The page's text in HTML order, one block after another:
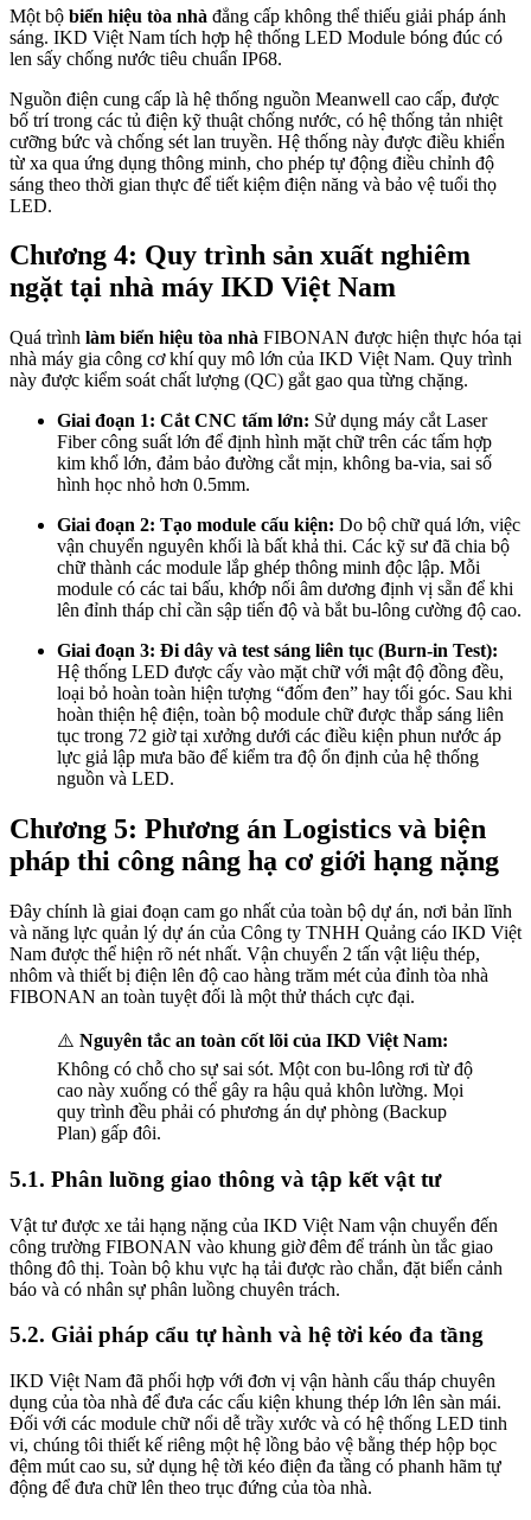
Một bộ biển hiệu tòa nhà đẳng cấp không thể thiếu giải pháp ánh
sáng. IKD Việt Nam tích hợp hệ thống LED Module bóng đúc có
len sấy chống nước tiêu chuẩn IP68.
Nguồn điện cung cấp là hệ thống nguồn Meanwell cao cấp, được
bố trí trong các tủ điện kỹ thuật chống nước, có hệ thống tản nhiệt
cưỡng bức và chống sét lan truyền. Hệ thống này được điều khiển
từ xa qua ứng dụng thông minh, cho phép tự động điều chỉnh độ
sáng theo thời gian thực để tiết kiệm điện năng và bảo vệ tuổi thọ
LED.
Chương 4: Quy trình sản xuất nghiêm
ngặt tại nhà máy IKD Việt Nam
Quá trình làm biển hiệu tòa nhà FIBONAN được hiện thực hóa tại
nhà máy gia công cơ khí quy mô lớn của IKD Việt Nam. Quy trình
này được kiểm soát chất lượng (QC) gắt gao qua từng chặng.
Giai đoạn 1: Cắt CNC tấm lớn: Sử dụng máy cắt Laser
Fiber công suất lớn để định hình mặt chữ trên các tấm hợp
kim khổ lớn, đảm bảo đường cắt mịn, không ba-via, sai số
hình học nhỏ hơn 0.5mm.
Giai đoạn 2: Tạo module cấu kiện: Do bộ chữ quá lớn, việc
vận chuyển nguyên khối là bất khả thi. Các kỹ sư đã chia bộ
chữ thành các module lắp ghép thông minh độc lập. Mỗi
module có các tai bấu, khớp nối âm dương định vị sẵn để khi
lên đỉnh tháp chỉ cần sập tiến độ và bắt bu-lông cường độ cao.
Giai đoạn 3: Đi dây và test sáng liên tục (Burn-in Test):
Hệ thống LED được cấy vào mặt chữ với mật độ đồng đều,
loại bỏ hoàn toàn hiện tượng “đốm đen” hay tối góc. Sau khi
hoàn thiện hệ điện, toàn bộ module chữ được thắp sáng liên
tục trong 72 giờ tại xưởng dưới các điều kiện phun nước áp
lực giả lập mưa bão để kiểm tra độ ổn định của hệ thống
nguồn và LED.
Chương 5: Phương án Logistics và biện
pháp thi công nâng hạ cơ giới hạng nặng
Đây chính là giai đoạn cam go nhất của toàn bộ dự án, nơi bản lĩnh
và năng lực quản lý dự án của Công ty TNHH Quảng cáo IKD Việt
Nam được thể hiện rõ nét nhất. Vận chuyển 2 tấn vật liệu thép,
nhôm và thiết bị điện lên độ cao hàng trăm mét của đỉnh tòa nhà
FIBONAN an toàn tuyệt đối là một thử thách cực đại.
⚠️ Nguyên tắc an toàn cốt lõi của IKD Việt Nam:
Không có chỗ cho sự sai sót. Một con bu-lông rơi từ độ
cao này xuống có thể gây ra hậu quả khôn lường. Mọi
quy trình đều phải có phương án dự phòng (Backup
Plan) gấp đôi.
5.1. Phân luồng giao thông và tập kết vật tư
Vật tư được xe tải hạng nặng của IKD Việt Nam vận chuyển đến
công trường FIBONAN vào khung giờ đêm để tránh ùn tắc giao
thông đô thị. Toàn bộ khu vực hạ tải được rào chắn, đặt biển cảnh
báo và có nhân sự phân luồng chuyên trách.
5.2. Giải pháp cẩu tự hành và hệ tời kéo đa tầng
IKD Việt Nam đã phối hợp với đơn vị vận hành cẩu tháp chuyên
dụng của tòa nhà để đưa các cấu kiện khung thép lớn lên sàn mái.
Đối với các module chữ nổi dễ trầy xước và có hệ thống LED tinh
vi, chúng tôi thiết kế riêng một hệ lồng bảo vệ bằng thép hộp bọc
đệm mút cao su, sử dụng hệ tời kéo điện đa tầng có phanh hãm tự
động để đưa chữ lên theo trục đứng của tòa nhà.